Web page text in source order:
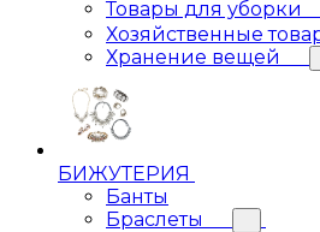
Товары для уборки
Хозяйственные
Хранение вещей
БИЖУТЕРИЯ
Банты
Браслеты